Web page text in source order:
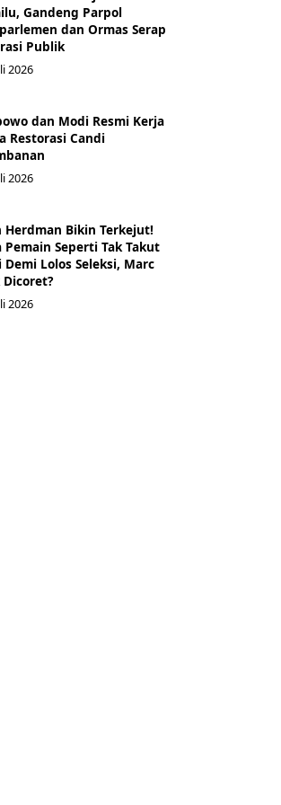
Gandeng Parpol
dan Ormas Serap
Publik
2026
dan Modi Resmi Kerja
Restorasi Candi
2026
Herdman Bikin Terkejut!
Pemain Seperti Tak Takut
Demi Lolos Seleksi, Marc
Dicoret?
2026